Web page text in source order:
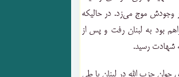
وجودش موج می‌زد. در حالیکه
بود به لبنان رفت و پس از
شهادت رسید.
جوان حزب الله در لبنان با طی